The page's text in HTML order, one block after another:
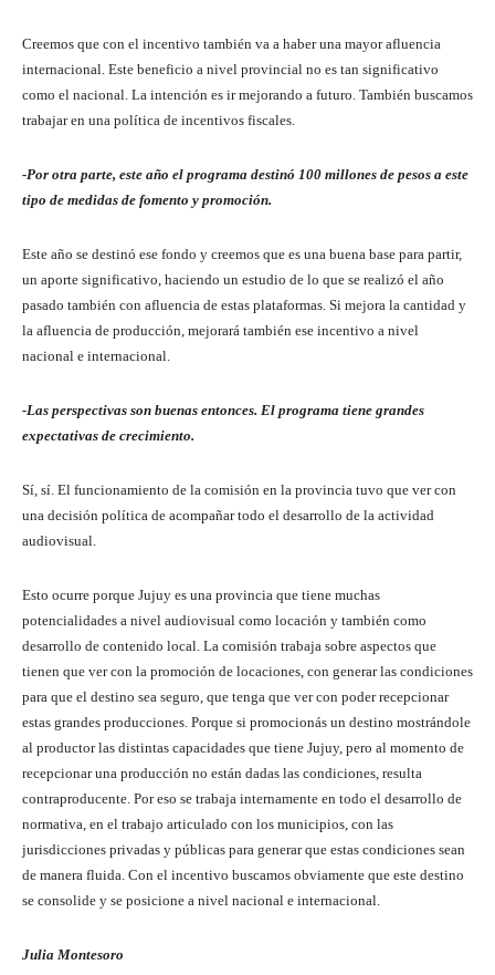
Creemos que con el incentivo también va a haber una mayor afluencia
internacional. Este beneficio a nivel provincial no es tan significativo
como el nacional. La intención es ir mejorando a futuro. También buscamos
trabajar en una política de incentivos fiscales.
-Por otra parte, este año el programa destinó 100 millones de pesos a este
tipo de medidas de fomento y promoción.
Este año se destinó ese fondo y creemos que es una buena base para partir,
un aporte significativo, haciendo un estudio de lo que se realizó el año
pasado también con afluencia de estas plataformas. Si mejora la cantidad y
la afluencia de producción, mejorará también ese incentivo a nivel
nacional e internacional.
-Las perspectivas son buenas entonces. El programa tiene grandes
expectativas de crecimiento.
Sí, sí. El funcionamiento de la comisión en la provincia tuvo que ver con
una decisión política de acompañar todo el desarrollo de la actividad
audiovisual.
Esto ocurre porque Jujuy es una provincia que tiene muchas
potencialidades a nivel audiovisual como locación y también como
desarrollo de contenido local. La comisión trabaja sobre aspectos que
tienen que ver con la promoción de locaciones, con generar las condiciones
para que el destino sea seguro, que tenga que ver con poder recepcionar
estas grandes producciones. Porque si promocionás un destino mostrándole
al productor las distintas capacidades que tiene Jujuy, pero al momento de
recepcionar una producción no están dadas las condiciones, resulta
contraproducente. Por eso se trabaja internamente en todo el desarrollo de
normativa, en el trabajo articulado con los municipios, con las
jurisdicciones privadas y públicas para generar que estas condiciones sean
de manera fluida. Con el incentivo buscamos obviamente que este destino
se consolide y se posicione a nivel nacional e internacional.
Julia Montesoro